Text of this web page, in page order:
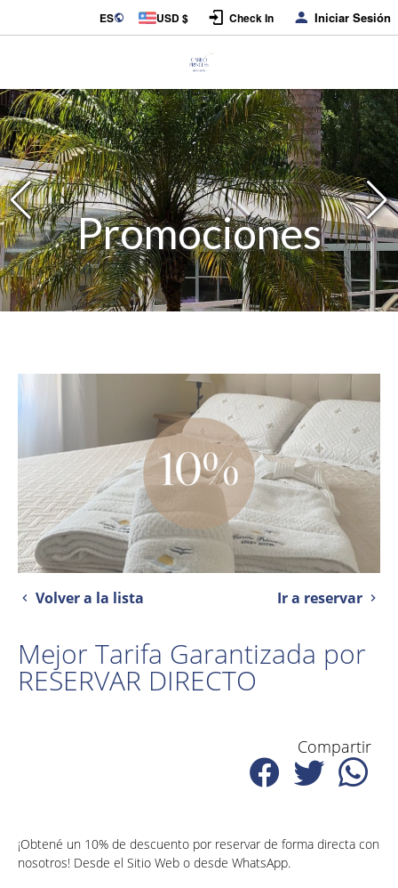
ES USD $ Check In Iniciar Sesión
Promociones
Volver a la lista Ir a reservar
Mejor Tarifa Garantizada por
RESERVAR DIRECTO
Compartir
¡Obtené un 10% de descuento por reservar de forma directa con
nosotros! Desde el Sitio Web o desde WhatsApp.